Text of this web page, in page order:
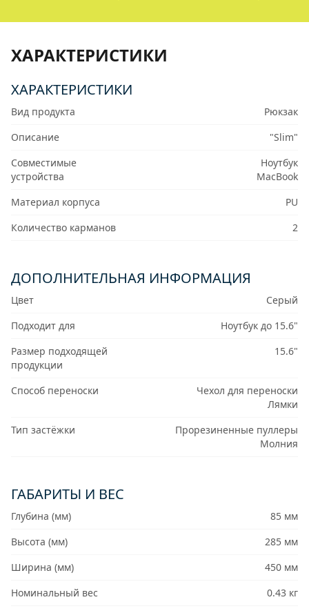
ХАРАКТЕРИСТИКИ
ХАРАКТЕРИСТИКИ
Вид продукта
Рюкзак
Описание
"Slim"
Совместимые
устройства
Ноутбук
MacBook
Материал корпуса
PU
Количество карманов
2
ДОПОЛНИТЕЛЬНАЯ ИНФОРМАЦИЯ
Цвет
Серый
Подходит для
Ноутбук до 15.6"
Размер подходящей
продукции
15.6"
Способ переноски
Чехол для переноски
Лямки
Тип застёжки
Прорезиненные пуллеры
Молния
ГАБАРИТЫ И ВЕС
Глубина (мм)
85 мм
Высота (мм)
285 мм
Ширина (мм)
450 мм
Номинальный вес
0.43 кг